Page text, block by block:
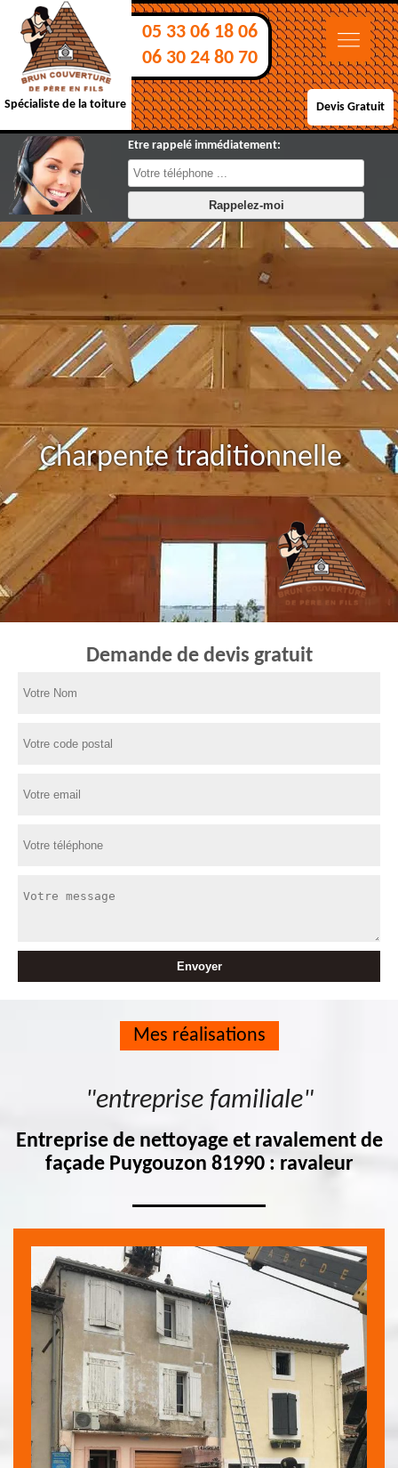
Spécialiste de la toiture
05 33 06 18 06
06 30 24 80 70
Devis Gratuit
Etre rappelé immédiatement:
Charpente traditionnelle
Demande de devis gratuit
Mes réalisations
"entreprise familiale"
Entreprise de nettoyage et ravalement de
façade Puygouzon 81990 : ravaleur